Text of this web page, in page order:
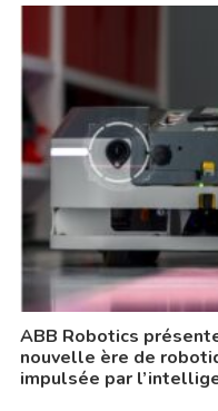
ABB Robotics
nouvelle ère de
impulsée par